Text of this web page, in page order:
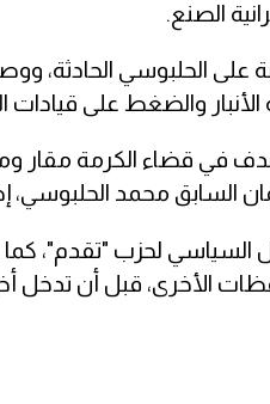
على الحلبوسي الحادثة،
والضغط على قيادات
في قضاء الكرمة مقار
السابق محمد
السياسي لحزب "تقدم"،
الأخرى، قبل أن تدخل